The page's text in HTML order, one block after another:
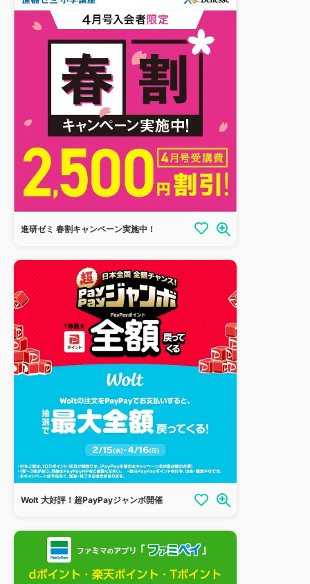
進研ゼミ 春割キャンペーン実施中！
Wolt 大好評！超PayPayジャンボ開催